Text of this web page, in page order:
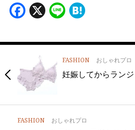
Facebook
X Line
FASHION おしゃれプロ
妊娠してからラン
FASHION おしゃれプロ